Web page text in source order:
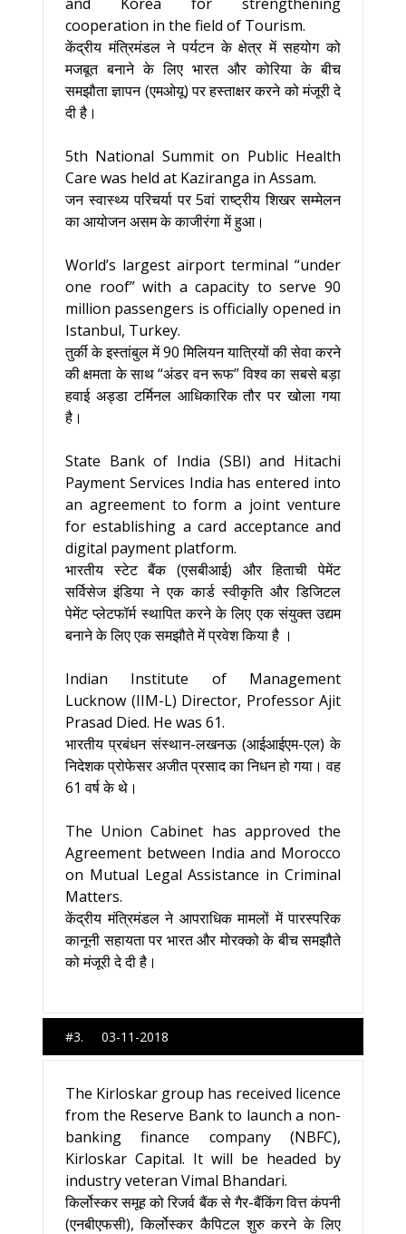
cooperation in the field of Tourism.
केंद्रीय मंत्रिमंडल ने पर्यटन के क्षेत्र में सहयोग को
मजबूत बनाने के लिए भारत और कोरिया के बीच
समझौता ज्ञापन (एमओयू) पर हस्ताक्षर करने को मंजूरी दे
दी है।
5th National Summit on Public Health
Care was held at Kaziranga in Assam.
जन स्वास्थ्य परिचर्या पर 5वां राष्ट्रीय शिखर सम्मेलन
का आयोजन असम के काजीरंगा में हुआ।
World’s largest airport terminal “under
one roof” with a capacity to serve 90
million passengers is officially opened in
Istanbul, Turkey.
तुर्की के इस्तांबुल में 90 मिलियन यात्रियों की सेवा करने
की क्षमता के साथ “अंडर वन रूफ” विश्व का सबसे बड़ा
हवाई अड्डा टर्मिनल आधिकारिक तौर पर खोला गया
है।
State Bank of India (SBI) and Hitachi
Payment Services India has entered into
an agreement to form a joint venture
for establishing a card acceptance and
digital payment platform.
भारतीय स्टेट बैंक (एसबीआई) और हिताची पेमेंट
सर्विसेज इंडिया ने एक कार्ड स्वीकृति और डिजिटल
पेमेंट प्लेटफॉर्म स्थापित करने के लिए एक संयुक्त उद्यम
बनाने के लिए एक समझौते में प्रवेश किया है ।
Indian Institute of Management
Lucknow (IIM-L) Director, Professor Ajit
Prasad Died. He was 61.
भारतीय प्रबंधन संस्थान-लखनऊ (आईआईएम-एल) के
निदेशक प्रोफेसर अजीत प्रसाद का निधन हो गया। वह
61 वर्ष के थे।
The Union Cabinet has approved the
Agreement between India and Morocco
on Mutual Legal Assistance in Criminal
Matters.
केंद्रीय मंत्रिमंडल ने आपराधिक मामलों में पारस्परिक
कानूनी सहायता पर भारत और मोरक्को के बीच समझौते
को मंजूरी दे दी है।
#3. 03-11-2018
The Kirloskar group has received licence
from the Reserve Bank to launch a non-
banking finance company (NBFC),
Kirloskar Capital. It will be headed by
industry veteran Vimal Bhandari.
किर्लोस्कर समूह को रिजर्व बैंक से गैर-बैंकिंग वित्त कंपनी
(एनबीएफसी), किर्लोस्कर कैपिटल शुरु करने के लिए